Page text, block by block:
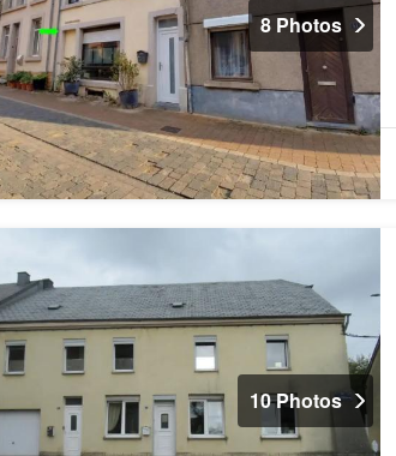
8 Photos
10 Photos